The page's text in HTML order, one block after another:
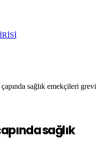
sağlık emekçileri grevi
sağlık